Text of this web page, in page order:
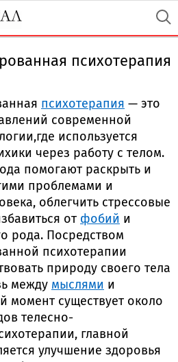
психотерапия
психотерапия — это
современной
используется
через работу с телом.
помогают раскрыть и
проблемами и
облегчить стрессовые
от фобий и
рода. Посредством
психотерапии
природу своего тела
между мыслями и
момент существует около
телесно-
главной
улучшение здоровья